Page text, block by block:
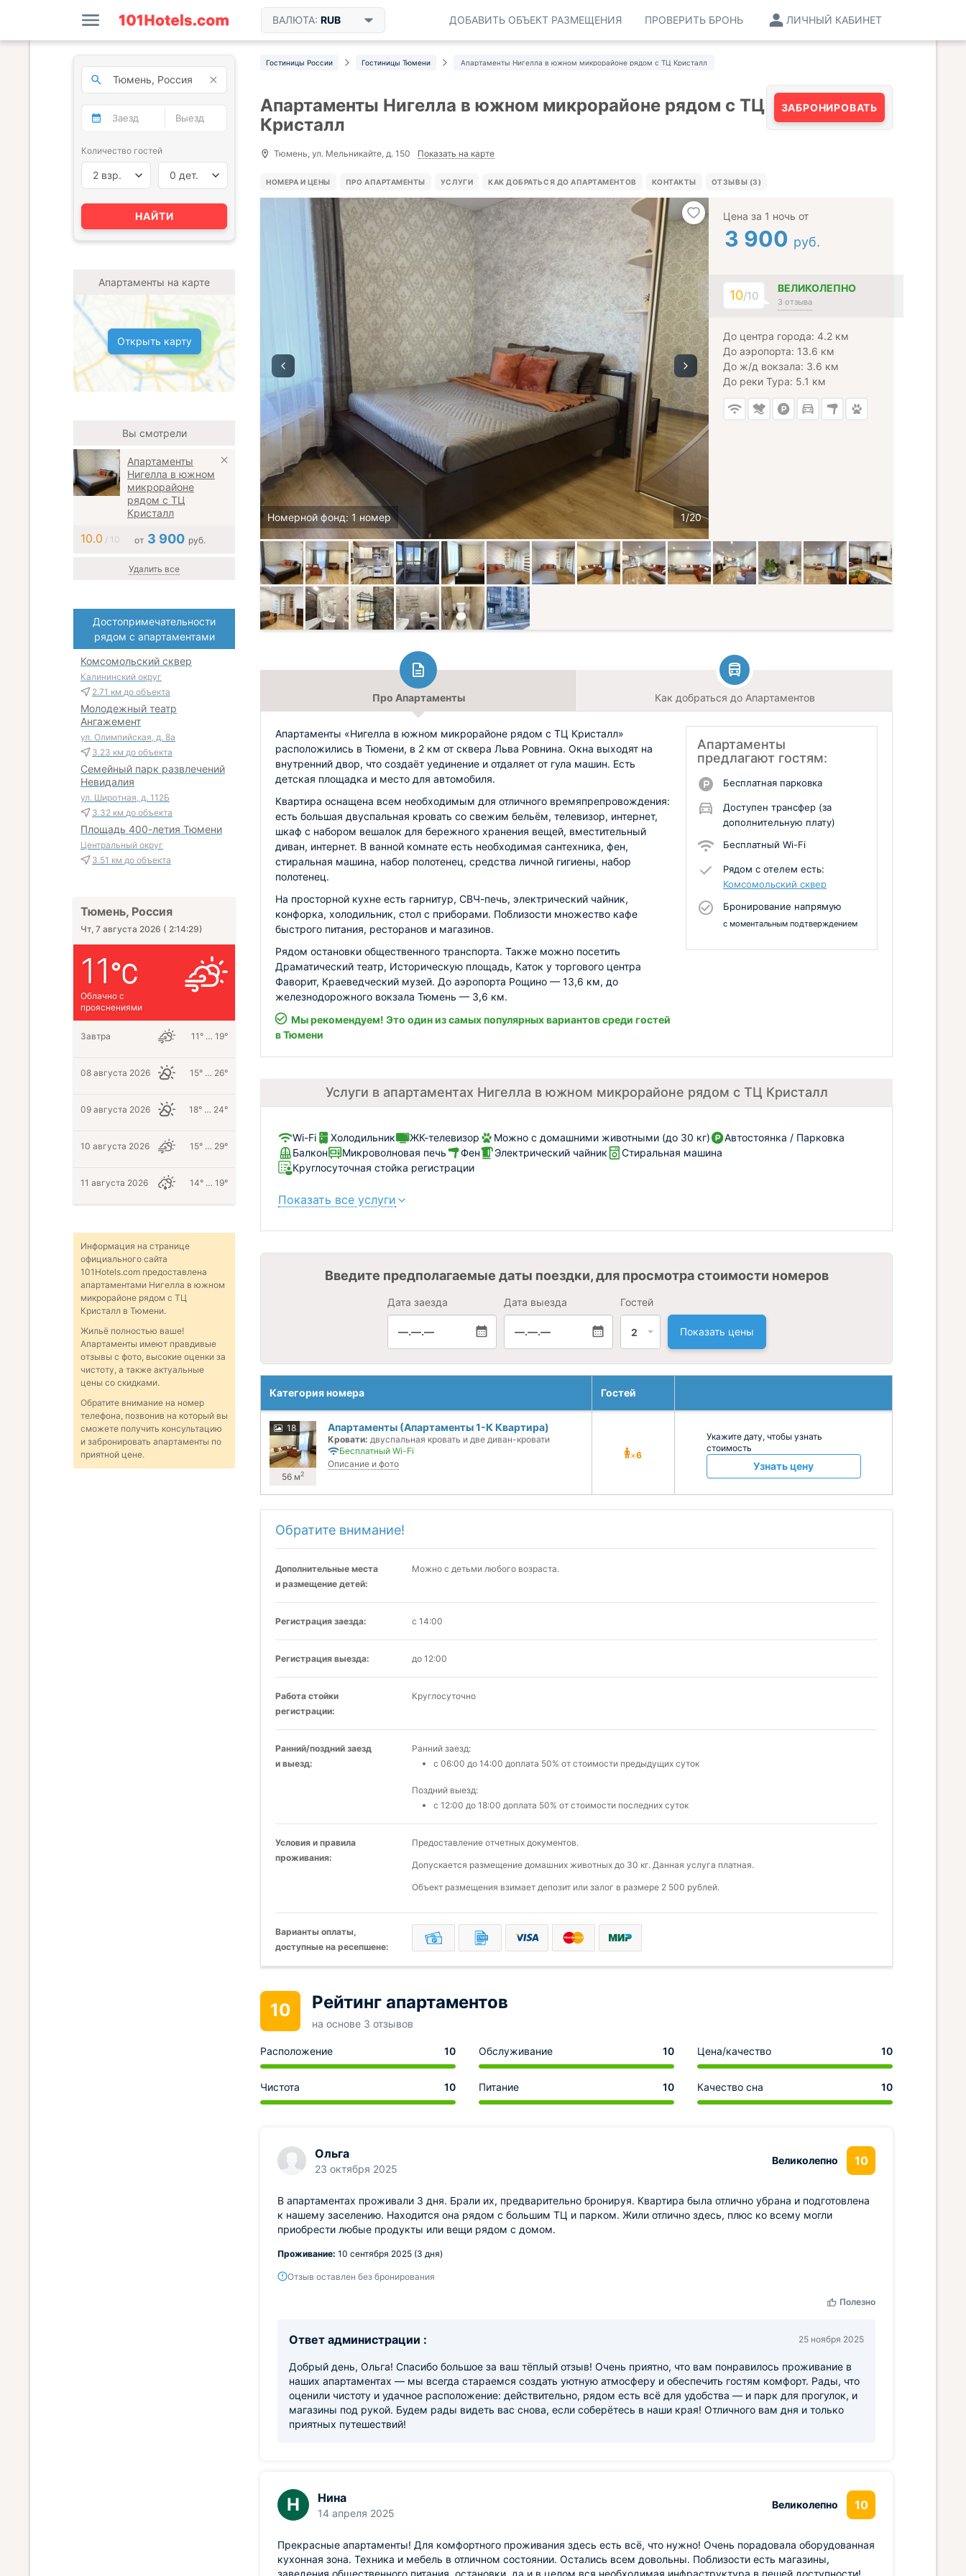
ВАЛЮТА: RUB ЛИЧНЫЙ КАБИНЕТ
ПРОВЕРИТЬ БРОНЬ
ДОБАВИТЬ ОБЪЕКТ РАЗМЕЩЕНИЯ
Гостиницы России Гостиницы Тюмени Апартаменты Нигелла в южном микрорайоне рядом с ТЦ Кристалл
Апартаменты Нигелла в южном микрорайоне рядом с ТЦ
Кристалл
Тюмень, ул. Мельникайте, д. 150 Показать на карте
ЗАБРОНИРОВАТЬ
НОМЕРА И ЦЕНЫ ПРО АПАРТАМЕНТЫ УСЛУГИ КАК ДОБРАТЬСЯ ДО АПАРТАМЕНТОВ КОНТАКТЫ ОТЗЫВЫ (3)
Номерной фонд: 1 номер
Цена за 1 ночь от
3 900 руб.
10/10
ВЕЛИКОЛЕПНО
3 отзыва
До центра города: 4.2 км
До аэропорта: 13.6 км
До ж/д вокзала: 3.6 км
До реки Тура: 5.1 км
Про Апартаменты Как добраться до Апартаментов
Апартаменты
предлагают гостям:
Бесплатная парковка
Доступен трансфер (за
дополнительную плату)
Бесплатный Wi-Fi
Рядом с отелем есть:
Комсомольский сквер
Бронирование напрямую
с моментальным подтверждением
Апартаменты «Нигелла в южном микрорайоне рядом с ТЦ Кристалл»
расположились в Тюмени, в 2 км от сквера Льва Ровнина. Окна выходят на
внутренний двор, что создаёт уединение и отдаляет от гула машин. Есть
детская площадка и место для автомобиля.
Квартира оснащена всем необходимым для отличного времяпрепровождения:
есть большая двуспальная кровать со свежим бельём, телевизор, интернет,
шкаф с набором вешалок для бережного хранения вещей, вместительный
диван, интернет. В ванной комнате есть необходимая сантехника, фен,
стиральная машина, набор полотенец, средства личной гигиены, набор
полотенец.
На просторной кухне есть гарнитур, СВЧ-печь, электрический чайник,
конфорка, холодильник, стол с приборами. Поблизости множество кафе
быстрого питания, ресторанов и магазинов.
Рядом остановки общественного транспорта. Также можно посетить
Драматический театр, Историческую площадь, Каток у торгового центра
Фаворит, Краеведческий музей. До аэропорта Рощино — 13,6 км, до
железнодорожного вокзала Тюмень — 3,6 км.
Мы рекомендуем! Это один из самых популярных вариантов среди гостей
в Тюмени
Услуги в апартаментах Нигелла в южном микрорайоне рядом с ТЦ Кристалл
Wi-Fi Холодильник ЖК-телевизор Можно с домашними животными (до 30 кг)
Автостоянка / Парковка
Балкон
Микроволновая печь Фен Электрический чайник
Стиральная машина
Круглосуточная стойка регистрации
Показать все услуги
Введите предполагаемые даты поездки, для просмотра стоимости номеров
Дата заезда
—.—.—
Дата выезда
—.—.—
Гостей
2 Показать цены
Категория номера Гостей
18
56 м2
Апартаменты (Апартаменты 1-К Квартира)
Кровати: двуспальная кровать и две диван-кровати
Бесплатный Wi-Fi
Описание и фото
×6
Укажите дату, чтобы узнать
стоимость
Узнать цену
Обратите внимание!
Дополнительные места
и размещение детей:
Можно с детьми любого возраста.
Регистрация заезда: с 14:00
Регистрация выезда: до 12:00
Работа стойки
регистрации:
Круглосуточно
Ранний/поздний заезд
и выезд:
Ранний заезд:
c 06:00 до 14:00 доплата 50% от стоимости предыдущих суток
Поздний выезд:
c 12:00 до 18:00 доплата 50% от стоимости последних суток
Условия и правила
проживания:
Предоставление отчетных документов.
Допускается размещение домашних животных до 30 кг. Данная услуга платная.
Объект размещения взимает депозит или залог в размере 2 500 рублей.
Варианты оплаты,
доступные на ресепшене:
10 Рейтинг апартаментов
на основе 3 отзывов
Расположение 10 Обслуживание 10 Цена/качество 10
Чистота 10 Питание 10 Качество сна 10
Ольга
23 октября 2025
Великолепно 10
В апартаментах проживали 3 дня. Брали их, предварительно бронируя. Квартира была отлично убрана и подготовлена
к нашему заселению. Находится она рядом с большим ТЦ и парком. Жили отлично здесь, плюс ко всему могли
приобрести любые продукты или вещи рядом с домом.
Проживание: 10 сентября 2025 (3 дня)
Отзыв оставлен без бронирования
Полезно
Ответ администрации : 25 ноября 2025
Добрый день, Ольга! Спасибо большое за ваш тёплый отзыв! Очень приятно, что вам понравилось проживание в
наших апартаментах — мы всегда стараемся создать уютную атмосферу и обеспечить гостям комфорт. Рады, что
оценили чистоту и удачное расположение: действительно, рядом есть всё для удобства — и парк для прогулок, и
магазины под рукой. Будем рады видеть вас снова, если соберётесь в наши края! Отличного вам дня и только
приятных путешествий!
Н Нина
14 апреля 2025
Великолепно 10
Прекрасные апартаменты! Для комфортного проживания здесь есть всё, что нужно! Очень порадовала оборудованная
кухонная зона. Техника и мебель в отличном состоянии. Остались всем довольны. Поблизости есть магазины,
заведения общественного питания, остановки, да и в целом вся необходимая инфраструктура в пешей доступности!
Количество гостей
2 взр. 0 дет.
НАЙТИ
Апартаменты на карте
Открыть карту
Вы смотрели
Апартаменты
Нигелла в южном
микрорайоне
рядом с ТЦ
Кристалл
10.0 / 10 от 3 900 руб.
Удалить все
Достопримечательности
рядом с апартаментами
Комсомольский сквер
Калининский округ
2.71 км до объекта
Молодежный театр
Ангажемент
ул. Олимпийская, д. 8а
3.23 км до объекта
Семейный парк развлечений
Невидалия
ул. Широтная, д. 112Б
3.32 км до объекта
Площадь 400-летия Тюмени
Центральный округ
3.51 км до объекта
Тюмень, Россия
Чт, 7 августа 2026 ( 2:14:31)
11
Облачно с
прояснениями
Завтра 11° … 19°
08 августа 2026 15° … 26°
09 августа 2026 18° … 24°
10 августа 2026 15° … 29°
11 августа 2026 14° … 19°
Информация на странице
официального сайта
101Hotels.com предоставлена
апартаментами Нигелла в южном
микрорайоне рядом с ТЦ
Кристалл в Тюмени.
Жильё полностью ваше!
Апартаменты имеют правдивые
отзывы с фото, высокие оценки за
чистоту, а также актуальные
цены со скидками.
Обратите внимание на номер
телефона, позвонив на который вы
сможете получить консультацию
и забронировать апартаменты по
приятной цене.